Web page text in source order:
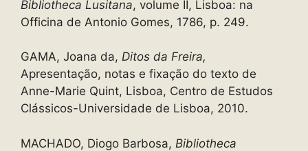
Bibliotheca Lusitana, volume II, Lisboa: na
Officina de Antonio Gomes, 1786, p. 249.
GAMA, Joana da, Ditos da Freira,
Apresentação, notas e fixação do texto de
Anne-Marie Quint, Lisboa, Centro de Estudos
Clássicos-Universidade de Lisboa, 2010.
MACHADO, Diogo Barbosa, Bibliotheca